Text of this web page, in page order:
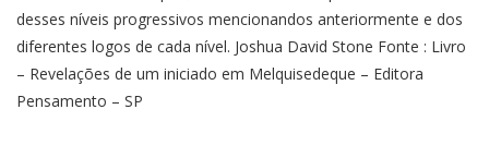
desses níveis progressivos mencionandos anteriormente e dos
diferentes logos de cada nível. Joshua David Stone Fonte : Livro
– Revelações de um iniciado em Melquisedeque – Editora
Pensamento – SP